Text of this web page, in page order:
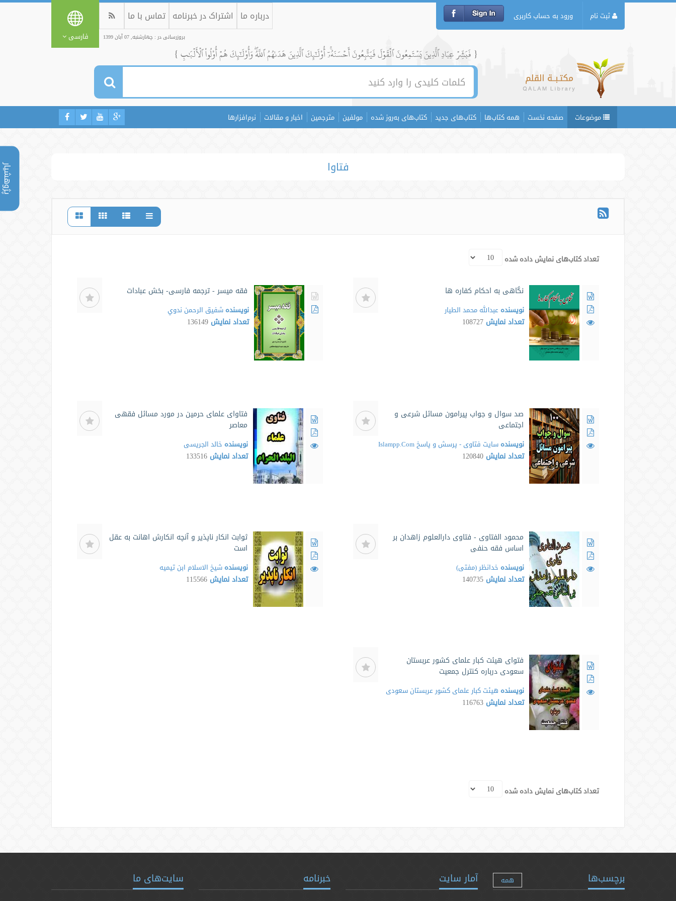
پژوهشیار
ثبت نام ورود به حساب کاربری درباره ما اشتراک در خبرنامه تماس با ما
بروزرسانی در : چهارشنبه, 07 آبان 1399 فارسی
{ فَبَشِّرۡ عِبَادِ ٱلَّذِينَ يَسۡتَمِعُونَ ٱلۡقَوۡلَ فَيَتَّبِعُونَ أَحۡسَنَهُۥٓۚ أُوْلَٰٓئِكَ ٱلَّذِينَ هَدَىٰهُمُ ٱللَّهُۖ وَأُوْلَٰٓئِكَ هُمۡ أُوْلُواْ ٱلۡأَلۡبَٰبِ }
موضوعات صفحه نخست همه کتاب‌ها کتاب‌های جدید کتاب‌های به‌روز شده مولفین مترجمین اخبار و مقالات نرم‌افزارها
فتاوا
تعداد کتاب‌های نمایش داده شده
نگاهی به احکام کفاره ها
نویسنده عبدالله محمد الطیار
تعداد نمایش 108727
فقه میسر - ترجمه فارسی- بخش عبادات
نویسنده شفيق الرحمن ندوي
تعداد نمایش 136149
صد سوال و جواب پیرامون مسائل شرعی و
اجتماعی
نویسنده سایت فتاوی - پرسش و پاسخ Islampp.Com
تعداد نمایش 120840
فتاوای علمای حرمین در مورد مسائل فقهی
معاصر
نویسنده خالد الجریسی
تعداد نمایش 133516
محمود الفتاوی - فتاوی دارالعلوم زاهدان بر
اساس فقه حنفی
نویسنده خدانظر (مفتی)
تعداد نمایش 140735
ثوابت انکار ناپذیر و آنچه انکارش اهانت به عقل
است
نویسنده شیخ الاسلام ابن تیمیه
تعداد نمایش 115566
فتوای هیئت کبار علمای کشور عربستان
سعودی درباره کنترل جمعیت
نویسنده هیئت کبار علمای کشور عربستان سعودی
تعداد نمایش 116763
تعداد کتاب‌های نمایش داده شده
برچسب‌ها همه آمار سایت خبرنامه سایت‌های ما